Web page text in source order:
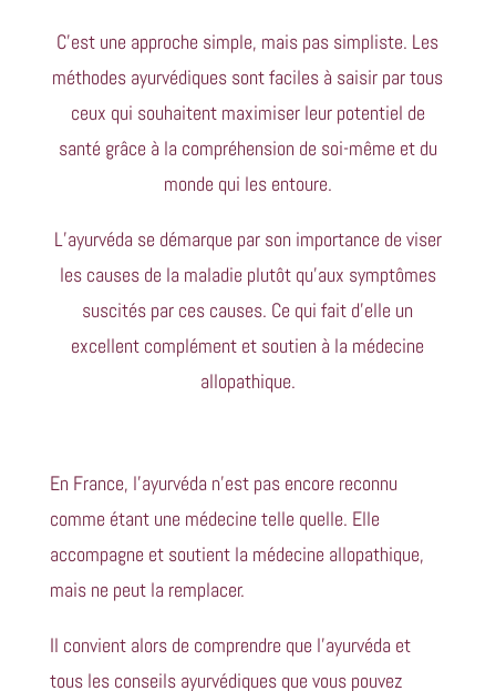
C’est une approche simple, mais pas simpliste. Les
méthodes ayurvédiques sont faciles à saisir par tous
ceux qui souhaitent maximiser leur potentiel de
santé grâce à la compréhension de soi-même et du
monde qui les entoure.
L’ayurvéda se démarque par son importance de viser
les causes de la maladie plutôt qu’aux symptômes
suscités par ces causes. Ce qui fait d’elle un
excellent complément et soutien à la médecine
allopathique.
En France, l’ayurvéda n’est pas encore reconnu
comme étant une médecine telle quelle. Elle
accompagne et soutient la médecine allopathique,
mais ne peut la remplacer.
Il convient alors de comprendre que l’ayurvéda et
tous les conseils ayurvédiques que vous pouvez